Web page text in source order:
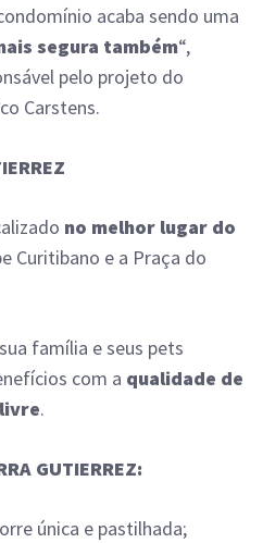
acaba sendo uma
segura também“,
pelo projeto do
Carstens.
no melhor lugar do
Curitibano e a Praça do
família e seus pets
com a qualidade de
.
GUTIERREZ:
única e pastilhada;